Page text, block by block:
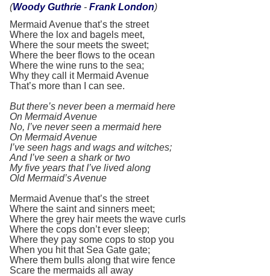
(Woody Guthrie - Frank London)
Mermaid Avenue that’s the street
Where the lox and bagels meet,
Where the sour meets the sweet;
Where the beer flows to the ocean
Where the wine runs to the sea;
Why they call it Mermaid Avenue
That’s more than I can see.
But there’s never been a mermaid here
On Mermaid Avenue
No, I’ve never seen a mermaid here
On Mermaid Avenue
I’ve seen hags and wags and witches;
And I’ve seen a shark or two
My five years that I’ve lived along
Old Mermaid’s Avenue
Mermaid Avenue that’s the street
Where the saint and sinners meet;
Where the grey hair meets the wave curls
Where the cops don’t ever sleep;
Where they pay some cops to stop you
When you hit that Sea Gate gate;
Where them bulls along that wire fence
Scare the mermaids all away